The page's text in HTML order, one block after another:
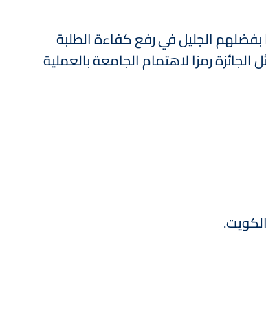
بفضلهم الجليل في رفع كفاءة الطلبة
رمزا لاهتمام الجامعة بالعملية